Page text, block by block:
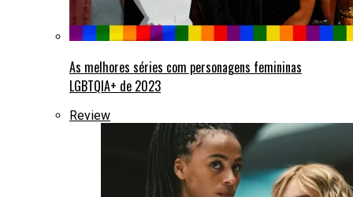
As melhores séries com personagens femininas
LGBTQIA+ de 2023
Review